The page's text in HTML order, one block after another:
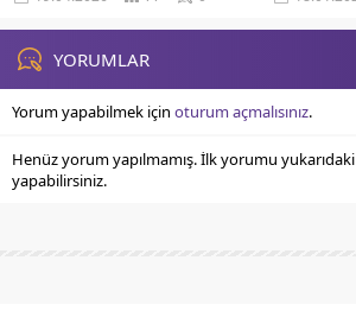
Saçları Korumak İçin Etkili
Yöntemler Saçlara...
peşindeyiz,
maskeler,
YORUMLAR
Yorum yapabilmek için oturum açmalısınız.
Henüz yorum yapılmamış. İlk yorumu yukarıdaki
yapabilirsiniz.